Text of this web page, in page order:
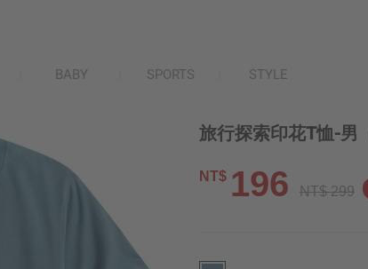
BABY SPORTS STYLE
旅行探索印花T恤-男
NT$ 196 NT$ 299